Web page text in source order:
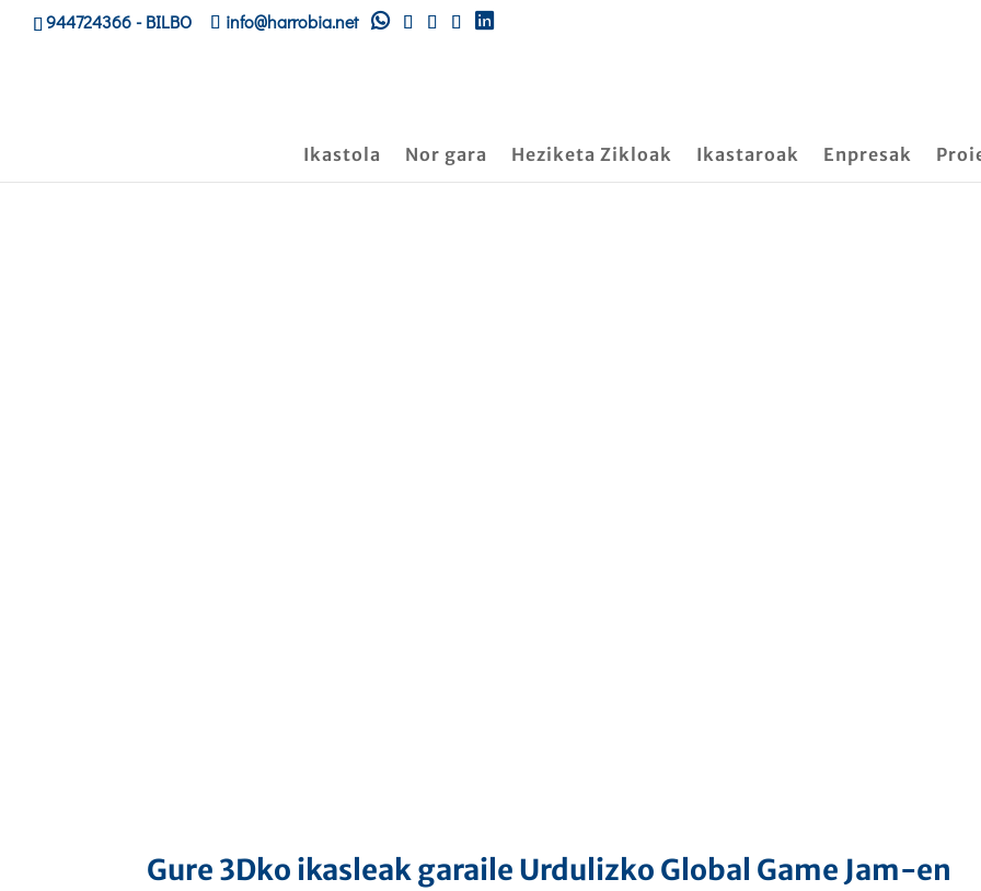
944724366- BILBO info@harrobia.net
Ikastola Nor gara Heziketa Zikloak Ikastaroak Enpresak
Gure 3Dko ikasleak garaile Urdulizko Global Game Jam-en